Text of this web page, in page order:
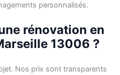
personnalisés.
rénovation en
13006 ?
Nos prix sont transparents